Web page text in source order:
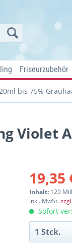
Friseurzubehör
bis 75%
Violet
19,35
Inhalt: 120
inkl. MwSt.
Sofort